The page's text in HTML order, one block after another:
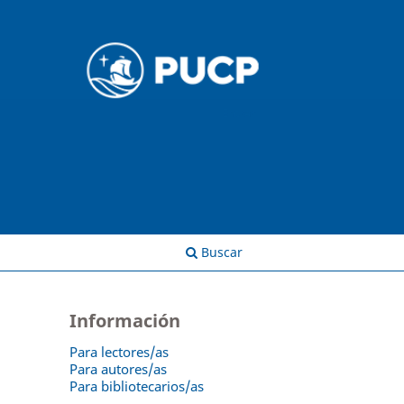
Buscar
Información
Para lectores/as
Para autores/as
Para bibliotecarios/as